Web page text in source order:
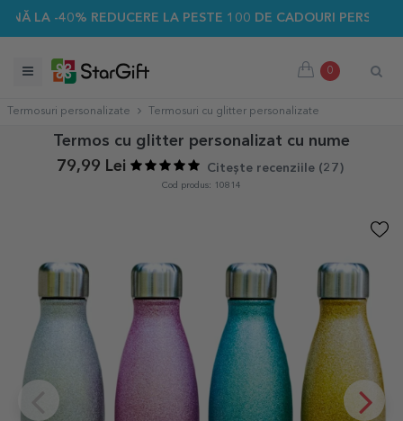
REDUCERE LA PESTE 100 DE CADOURI PERSONALIZATE ☀️
0
Termosuri personalizate Termosuri cu glitter personalizate
Termos cu glitter personalizat cu nume
79,99 Lei
Citește recenziile (27 )
Cod produs: 10814